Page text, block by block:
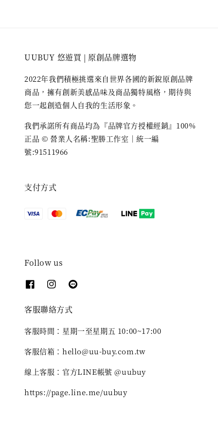
UUBUY 悠遊買 | 原創品牌選物
2022年我們積極挑選來自世界各國的新銳原創品牌
商品，擁有創新美感品味及商品獨特風格，期待與
您一起創造個人自我的生活形象。
我們承諾所有商品均為『品牌官方授權經銷』100%
正品 © 營業人名稱:聖勝工作室｜統一編
號:91511966
支付方式
Follow us
客服聯絡方式
客服時間：星期一至星期五 10:00~17:00
客服信箱：hello@uu-buy.com.tw
線上客服：官方LINE帳號 @uubuy
https://page.line.me/uubuy